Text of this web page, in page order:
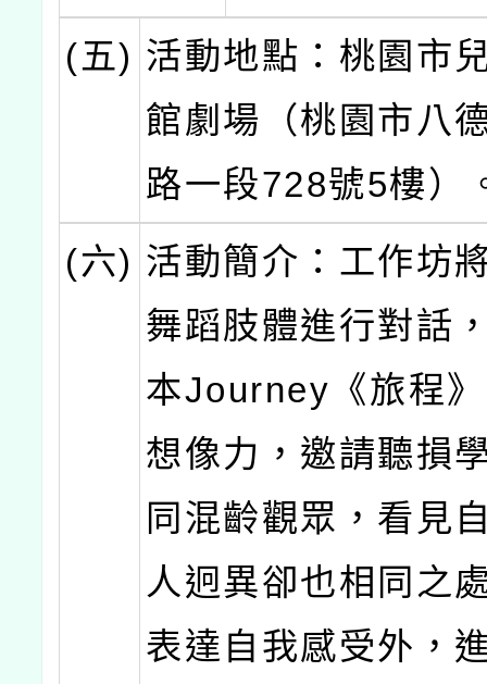
(五) 活動地點：桃園市
館劇場（桃園市八
路一段728號5樓）
(六) 活動簡介：工作坊
舞蹈肢體進行對話
本Journey《旅程
想像力，邀請聽損
同混齡觀眾，看見
人迥異卻也相同之
表達自我感受外，